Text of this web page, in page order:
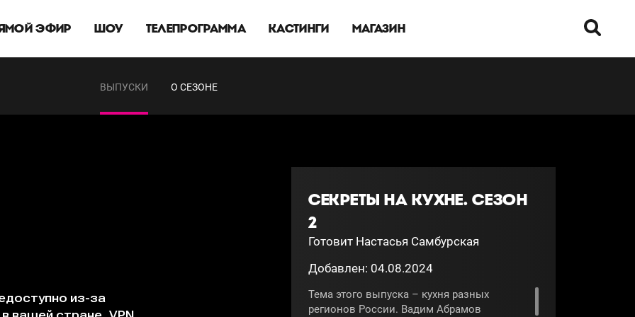
ЭФИР ШОУ ТЕЛЕПРОГРАММА КАСТИНГИ МАГАЗИН
ВЫПУСКИ О СЕЗОНЕ
СЕКРЕТЫ НА КУХНЕ. СЕЗОН
2
Готовит Настасья Самбурская
Добавлен: 04.08.2024
Тема этого выпуска – кухня разных
регионов России. Вадим Абрамов